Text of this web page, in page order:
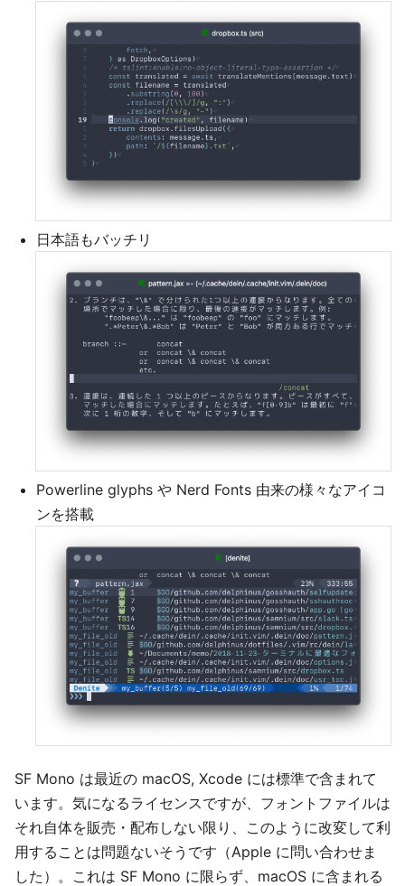
日本語もバッチリ
Powerline glyphs や Nerd Fonts 由来の様々なアイコ
ンを搭載
SF Mono は最近の macOS, Xcode には標準で含まれて
います。気になるライセンスですが、フォントファイルは
それ自体を販売・配布しない限り、このように改変して利
用することは問題ないそうです（Apple に問い合わせま
した）。これは SF Mono に限らず、macOS に含まれる